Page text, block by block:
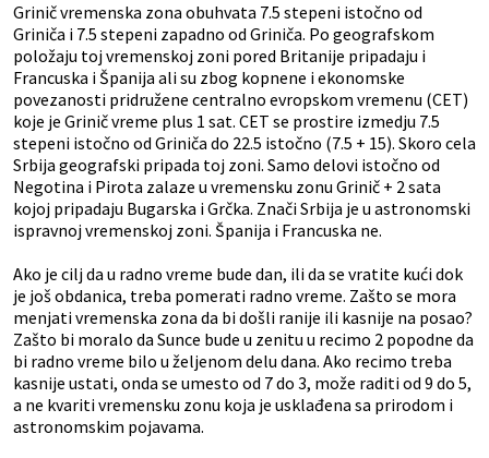
Grinič vremenska zona obuhvata 7.5 stepeni istočno od
Griniča i 7.5 stepeni zapadno od Griniča. Po geografskom
položaju toj vremenskoj zoni pored Britanije pripadaju i
Francuska i Španija ali su zbog kopnene i ekonomske
povezanosti pridružene centralno evropskom vremenu (CET)
koje je Grinič vreme plus 1 sat. CET se prostire izmedju 7.5
stepeni istočno od Griniča do 22.5 istočno (7.5 + 15). Skoro cela
Srbija geografski pripada toj zoni. Samo delovi istočno od
Negotina i Pirota zalaze u vremensku zonu Grinič + 2 sata
kojoj pripadaju Bugarska i Grčka. Znači Srbija je u astronomski
ispravnoj vremenskoj zoni. Španija i Francuska ne.
Ako je cilj da u radno vreme bude dan, ili da se vratite kući dok
je još obdanica, treba pomerati radno vreme. Zašto se mora
menjati vremenska zona da bi došli ranije ili kasnije na posao?
Zašto bi moralo da Sunce bude u zenitu u recimo 2 popodne da
bi radno vreme bilo u željenom delu dana. Ako recimo treba
kasnije ustati, onda se umesto od 7 do 3, može raditi od 9 do 5,
a ne kvariti vremensku zonu koja je usklađena sa prirodom i
astronomskim pojavama.